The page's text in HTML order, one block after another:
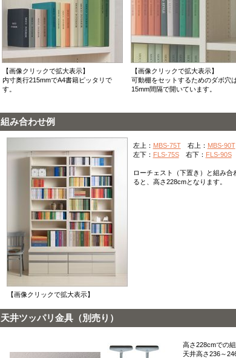
【画像クリックで拡大表示】
内寸奥行215mmでA4書籍ピッタリで
す。
【画像クリックで拡大表示】
可動棚をセットするためのダボ穴は
15mm間隔で開いています。
組み合わせ例
【画像クリックで拡大表示】
左上： MBS-75T右上： MBS-90T
左下： FLS-75S右下： FLS-90S
ローチェスト（下置き）と組み合
ると、高さ228cmとなります。
天井ツッパリ金具（別売り）
高さ228cmでの
天井高さ236～